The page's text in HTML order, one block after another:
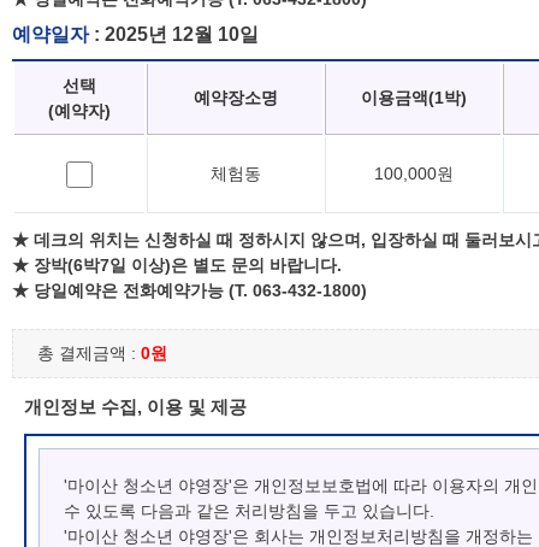
예약일자: 2025년 12월 10일
선택
(예약자)
예약장소명 이용금액(1박)
체험동 100,000원
★ 데크의 위치는 신청하실 때 정하시지 않으며, 입장하실 때 둘러보시
★ 장박(6박7일 이상)은 별도 문의 바랍니다.
★ 당일예약은 전화예약가능 (T. 063-432-1800)
총 결제금액 : 0원
개인정보 수집, 이용 및 제공
'마이산 청소년 야영장'은 개인정보보호법에 따라 이용자의 개
수 있도록 다음과 같은 처리방침을 두고 있습니다.
'마이산 청소년 야영장'은 회사는 개인정보처리방침을 개정하